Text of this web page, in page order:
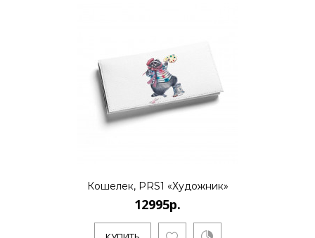
КУПИТЬ
..
Кошелек, PRS1 «Художник»
12995р.